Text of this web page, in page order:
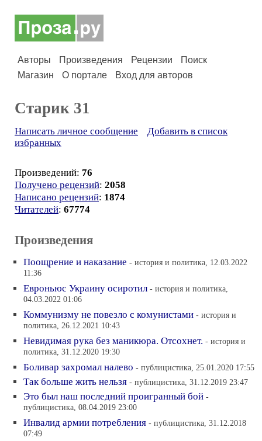
Авторы Произведения Рецензии
Поиск
Магазин
О портале Вход для авторов
Старик 31
Написать личное сообщение
Добавить в список
избранных
Произведений: 76
Получено рецензий: 2058
Написано рецензий: 1874
Читателей: 67774
Произведения
Поощрение и наказание - история и политика, 12.03.2022
11:36
Евроньюс Украину осиротил - история и политика,
04.03.2022 01:06
Коммунизму не повезло с комунистами - история и
политика, 26.12.2021 10:43
Невидимая рука без маникюра. Отсохнет. - история и
политика, 31.12.2020 19:30
Боливар захромал налево - публицистика, 25.01.2020 17:55
Так больше жить нельзя - публицистика, 31.12.2019 23:47
Это был наш последний проигранный бой -
публицистика, 08.04.2019 23:00
Инвалид армии потребления - публицистика, 31.12.2018
07:49